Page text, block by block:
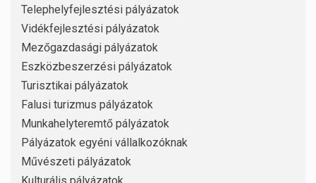
Telephelyfejlesztési pályázatok
Vidékfejlesztési pályázatok
Mezőgazdasági pályázatok
Eszközbeszerzési pályázatok
Turisztikai pályázatok
Falusi turizmus pályázatok
Munkahelyteremtő pályázatok
Pályázatok egyéni vállalkozóknak
Művészeti pályázatok